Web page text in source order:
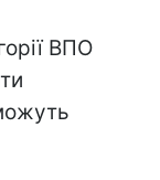
ВПО